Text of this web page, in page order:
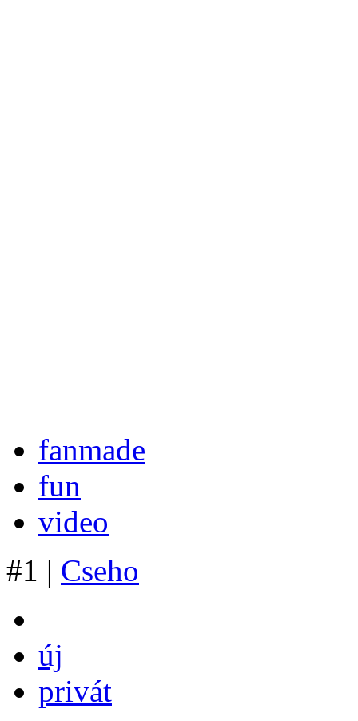
fanmade
fun
video
#1 | Cseho
új
privát